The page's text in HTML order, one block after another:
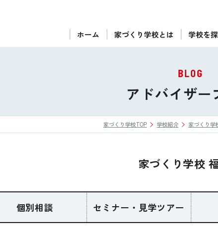
ホーム 家づくり学校とは 学校を
ぴったりの住宅
後悔しない家づ
セミナ
ご利用は無料
お近くの
BLOG
アドバイザー
家づくり学校TOP 学校紹介 家づくり学
家づくり学校
個別相談 セミナー・見学ツアー